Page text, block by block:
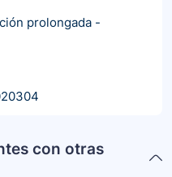
prolongada -
con otras